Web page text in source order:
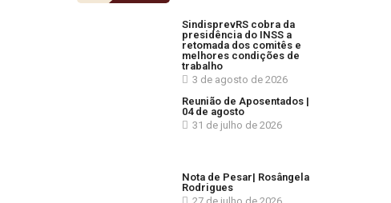
SindisprevRS cobra da
presidência do INSS a
retomada dos comitês e
melhores condições de
trabalho
3 de agosto de 2026
Reunião de Aposentados |
04 de agosto
31 de julho de 2026
Nota de Pesar| Rosângela
Rodrigues